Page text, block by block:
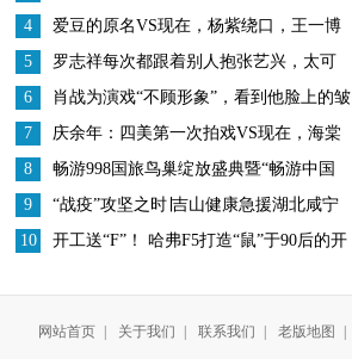
逊哪吒，网友：票房不可预估
4
爱豆的原名VS现在，杨紫绕口，王一博
诗意，看到杨超越：太霸气
5
罗志祥每次都跟着别人抱张艺兴，太可
爱啦，张艺兴都懵了
6
肖战为演戏“不顾形象”，看到他脸上的皱
纹，再也不想叫他男神
7
庆余年：四美第一次拍戏VS现在，海棠
朵朵柔弱，却被司理理圈粉
8
畅游998国旅鸟巢绽放盛典暨“畅游中国
梦”全国公益旅游发布会
9
“战疫”攻坚之时∣吉山健康急援湖北咸宁
10
开工送“F”！ 哈弗F5打造“鼠”于90后的开
网站首页 | 关于我们 | 联系我们 | 老版地图 |